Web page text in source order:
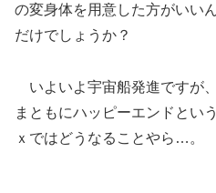
の変身体を用意した方がいい
だけでしょうか？
いよいよ宇宙船発進ですが
まともにハッピーエンドとい
ｘではどうなることやら…。